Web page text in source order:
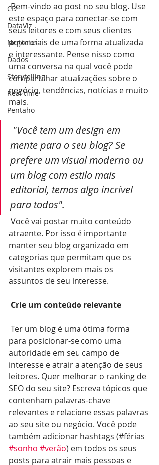
CD
DataViz
Negócios
Dados
Storytelling
Real time
Pentaho
Bem-vindo ao post no seu blog. Use
este espaço para conectar-se com
seus leitores e com seus clientes
potenciais de uma forma atualizada
e interessante. Pense nisso como
uma conversa na qual você pode
compartilhar atualizações sobre o
negócio, tendências, notícias e muito
mais.
"Você tem um design em
mente para o seu blog? Se
prefere um visual moderno ou
um blog com estilo mais
editorial, temos algo incrível
para todos".
atraente. Por isso é importante
manter seu blog organizado em
categorias que permitam que os
visitantes explorem mais os
assuntos de seu interesse.
Crie um conteúdo relevante
para posicionar-se como uma
autoridade em seu campo de
interesse e atrair a atenção de seus
leitores. Quer melhorar o ranking de
SEO do seu site? Escreva tópicos que
contenham palavras-chave
relevantes e relacione essas palavras
ao seu site ou negócio. Você pode
também adicionar hashtags (#férias
#sonho #verão) em todos os seus
posts para atrair mais pessoas e